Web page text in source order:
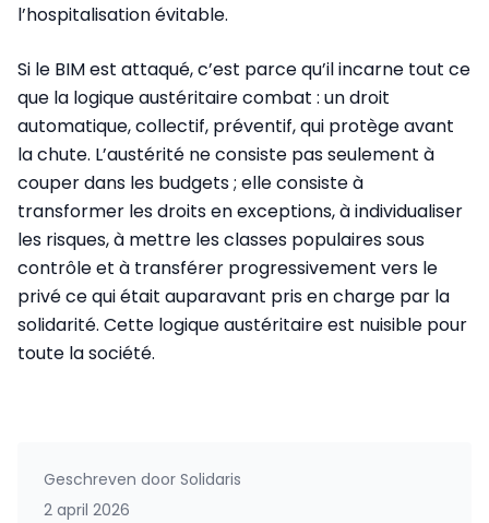
l’hospitalisation évitable.
Si le BIM est attaqué, c’est parce qu’il incarne tout ce
que la logique austéritaire combat : un droit
automatique, collectif, préventif, qui protège avant
la chute. L’austérité ne consiste pas seulement à
couper dans les budgets ; elle consiste à
transformer les droits en exceptions, à individualiser
les risques, à mettre les classes populaires sous
contrôle et à transférer progressivement vers le
privé ce qui était auparavant pris en charge par la
solidarité. Cette logique austéritaire est nuisible pour
toute la société.
Geschreven door Solidaris
2 april 2026